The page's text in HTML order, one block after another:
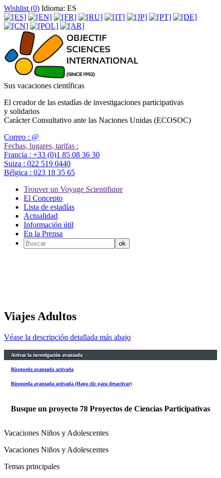
Wishlist (0) Idioma: ES
Sus vacaciones científicas
El creador de las estadías de investigaciones participativas
y solidarios
Carácter Consultativo ante las Naciones Unidas (ECOSOC)
Correo : @
Fechas, lugares, tarifas :
Francia : +33 (0)1 85 08 36 30
Suiza : 022 519 0440
Bélgica : 023 18 35 65
Trouver un Voyage Scientifique
El Concepto
Lista de estadías
Actualidad
Información útil
En la Prensa
Viajes Adultos
Véase la descripción detallada más abajo
Activar la investigación avanzada
Búsqueda avanzada activada
Búsqueda avanzada activada (Haga clic para desactivar)
Busque un proyecto 78 Proyectos de Ciencias Participativas
Vacaciones Niños y Adolescentes
Vacaciones Niños y Adolescentes
Temas principales